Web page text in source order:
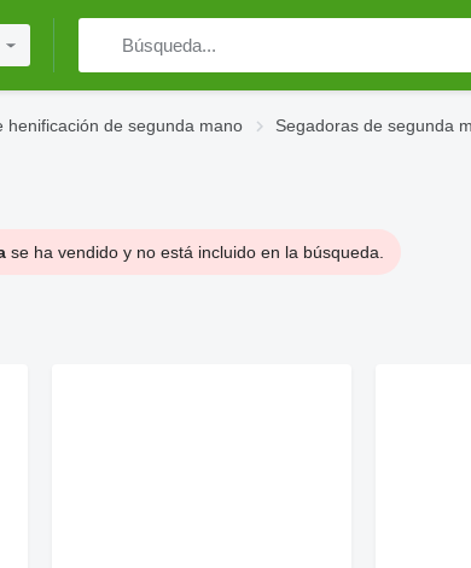
henificación de segunda mano Segadoras de segunda
se ha vendido y no está incluido en la búsqueda.